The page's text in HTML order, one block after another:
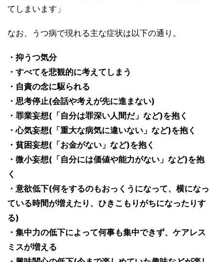
てしまいます」
なお、うつ病で現れる主な症状は以下の通り。
・抑うつ気分
・すべてを悲観的に考えてしまう
・自責の念に駆られる
・思考停止(会話や考えが先に進まない)
・罪業妄想(「自分は罪深い人間だ」など)を抱く
・心気妄想(「重大な病気に違いない」など)を抱く
・貧困妄想(「お金がない」など)を抱く
・微小妄想(「自分には価値や能力がない」など)を抱
く
・意欲低下(何をするのもおっくうになって、横になっ
ている時間が増えたり、ひきこもりがちになったりす
る)
・集中力の低下によって何事も集中できず、ケアレス
ミスが増える